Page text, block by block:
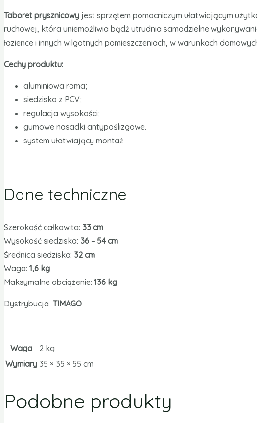
Taboret prysznicowy jest sprzętem pomocniczym ułatwiającym
ruchowej, która uniemożliwia bądź utrudnia samodzielne
łazience i innych wilgotnych pomieszczeniach, w warunkach
Cechy produktu:
aluminiowa rama;
siedzisko z PCV;
regulacja wysokości;
gumowe nasadki antypoślizgowe.
system ułatwiający montaż
Dane techniczne
Szerokość całkowita: 33 cm
Wysokość siedziska: 36 – 54 cm
Średnica siedziska: 32 cm
Waga: 1,6 kg
Maksymalne obciążenie: 136 kg
Dystrybucja TIMAGO
Waga
2 kg
Wymiary 35 × 35 × 55 cm
Podobne produkty